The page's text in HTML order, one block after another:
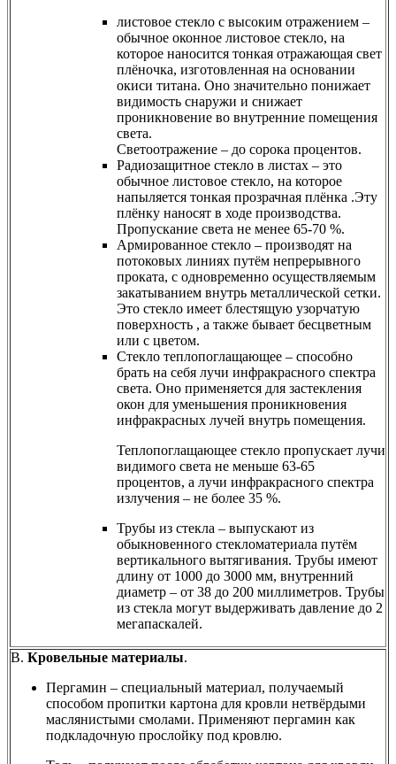
листовое стекло с высоким отражением –
обычное оконное листовое стекло, на
которое наносится тонкая отражающая свет
плёночка, изготовленная на основании
окиси титана. Оно значительно понижает
видимость снаружи и снижает
проникновение во внутренние помещения
света.
Светоотражение – до сорока процентов.
Радиозащитное стекло в листах – это
обычное листовое стекло, на которое
напыляется тонкая прозрачная плёнка .Эту
плёнку наносят в ходе производства.
Пропускание света не менее 65-70 %.
Армированное стекло – производят на
потоковых линиях путём непрерывного
проката, с одновременно осуществляемым
закатыванием внутрь металлической сетки.
Это стекло имеет блестящую узорчатую
поверхность , а также бывает бесцветным
или с цветом.
Cтекло теплопоглащающее – способно
брать на себя лучи инфракрасного спектра
света. Оно применяется для застекления
окон для уменьшения проникновения
инфракрасных лучей внутрь помещения.
Теплопоглащающее стекло пропускает лучи
видимого света не меньше 63-65
процентов, а лучи инфракрасного спектра
излучения – не более 35 %.
Трубы из стекла – выпускают из
обыкновенного стекломатериала путём
вертикального вытягивания. Трубы имеют
длину от 1000 до 3000 мм, внутренний
диаметр – от 38 до 200 миллиметров. Трубы
из стекла могут выдерживать давление до 2
мегапаскалей.
В. Кровельные материалы.
Пергамин – специальный материал, получаемый
способом пропитки картона для кровли нетвёрдыми
маслянистыми смолами. Применяют пергамин как
подкладочную прослойку под кровлю.